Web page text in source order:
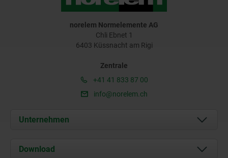
norelem Normelemente AG
Chli Ebnet 1
6403 Küssnacht am Rigi
Zentrale
+41 41 833 87 00
info@norelem.ch
Unternehmen
Über uns
Download